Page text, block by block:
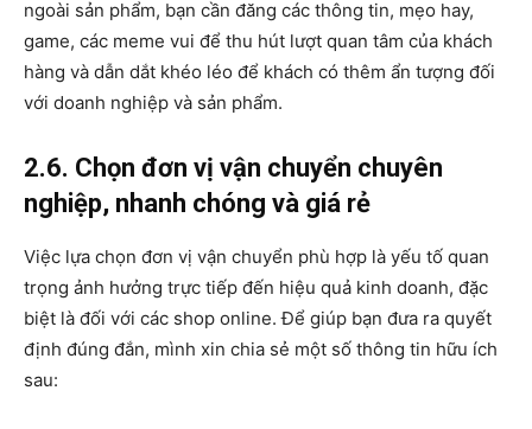
ngoài sản phẩm, bạn cần đăng các thông tin, mẹo hay,
game, các meme vui để thu hút lượt quan tâm của khách
hàng và dẫn dắt khéo léo để khách có thêm ẩn tượng đối
với doanh nghiệp và sản phẩm.
2.6. Chọn đơn vị vận chuyển chuyên
nghiệp, nhanh chóng và giá rẻ
Việc lựa chọn đơn vị vận chuyển phù hợp là yếu tố quan
trọng ảnh hưởng trực tiếp đến hiệu quả kinh doanh, đặc
biệt là đối với các shop online. Để giúp bạn đưa ra quyết
định đúng đắn, mình xin chia sẻ một số thông tin hữu ích
sau: